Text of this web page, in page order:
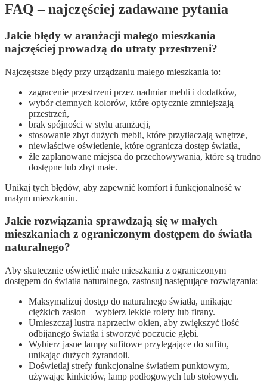
FAQ – najczęściej zadawane pytania
Jakie błędy w aranżacji małego mieszkania
najczęściej prowadzą do utraty przestrzeni?
Najczęstsze błędy przy urządzaniu małego mieszkania to:
zagracenie przestrzeni przez nadmiar mebli i dodatków,
wybór ciemnych kolorów, które optycznie zmniejszają
przestrzeń,
brak spójności w stylu aranżacji,
stosowanie zbyt dużych mebli, które przytłaczają wnętrze,
niewłaściwe oświetlenie, które ogranicza dostęp światła,
źle zaplanowane miejsca do przechowywania, które są trudno
dostępne lub zbyt małe.
Unikaj tych błędów, aby zapewnić komfort i funkcjonalność w
małym mieszkaniu.
Jakie rozwiązania sprawdzają się w małych
mieszkaniach z ograniczonym dostępem do światła
naturalnego?
Aby skutecznie oświetlić małe mieszkania z ograniczonym
dostępem do światła naturalnego, zastosuj następujące rozwiązania:
Maksymalizuj dostęp do naturalnego światła, unikając
ciężkich zasłon – wybierz lekkie rolety lub firany.
Umieszczaj lustra naprzeciw okien, aby zwiększyć ilość
odbijanego światła i stworzyć poczucie głębi.
Wybierz jasne lampy sufitowe przylegające do sufitu,
unikając dużych żyrandoli.
Doświetlaj strefy funkcjonalne światłem punktowym,
używając kinkietów, lamp podłogowych lub stołowych.